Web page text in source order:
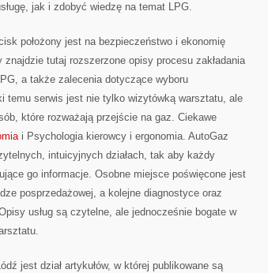
jak i zdobyć wiedzę na temat LPG.
położony jest na bezpieczeństwo i ekonomię
tutaj rozszerzone opisy procesu zakładania
a także zalecenia dotyczące wyboru
temu serwis jest nie tylko wizytówką warsztatu, ale
które rozważają przejście na gaz. Ciekawe
i Psychologia kierowcy i ergonomia. AutoGaz
intuicyjnych działach, tak aby każdy
go informacje. Osobne miejsce poświęcone jest
posprzedażowej, a kolejne diagnostyce oraz
usług są czytelne, ale jednocześnie bogate w
jest dział artykułów, w której publikowane są